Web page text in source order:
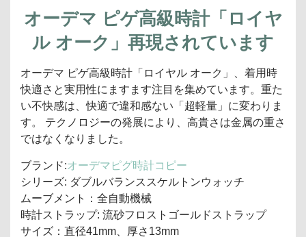
オーデマ ピゲ高級時計「ロイヤ
ル オーク」再現されています
オーデマ ピゲ高級時計「ロイヤル オーク」、着用時
快適さと実用性にますます注目を集めています。重た
い不快感は、快適で違和感ない「超軽量」に変わりま
す。 テクノロジーの発展により、高貴さは金属の重さ
ではなくなりました。
ブランド:オーデマピグ時計コピー
シリーズ: ダブルバランススケルトンウォッチ
ムーブメント：全自動機械
時計ストラップ: 流砂フロストゴールドストラップ
サイズ：直径41mm、厚さ13mm